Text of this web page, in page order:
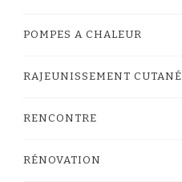
POMPES A CHALEUR
RAJEUNISSEMENT CUTANÉ
RENCONTRE
RÉNOVATION